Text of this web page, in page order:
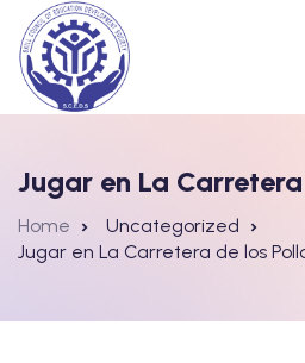
Jugar en La
Home
Uncategorized
Jugar en La Carretera de los